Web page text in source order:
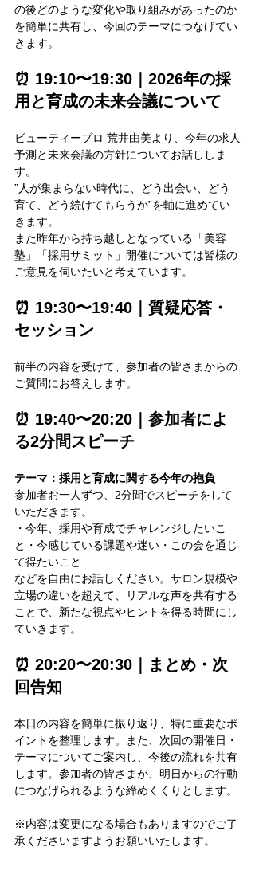
の後どのような変化や取り組みがあったのか
を簡単に共有し、今回のテーマにつなげてい
きます。
⏰ 19:10〜19:30｜2026年の採
用と育成の未来会議について
ビューティープロ 荒井由美より、今年の求人
予測と未来会議の方針についてお話ししま
す。
”人が集まらない時代に、どう出会い、どう
育て、どう続けてもらうか”を軸に進めてい
きます。
また昨年から持ち越しとなっている「美容
塾」「採用サミット」開催については皆様の
ご意見を伺いたいと考えています。
⏰ 19:30〜19:40｜質疑応答・
セッション
前半の内容を受けて、参加者の皆さまからの
ご質問にお答えします。
⏰ 19:40〜20:20｜参加者によ
る2分間スピーチ
テーマ：採用と育成に関する今年の抱負
参加者お一人ずつ、2分間でスピーチをして
いただきます。
・今年、採用や育成でチャレンジしたいこ
と・今感じている課題や迷い・この会を通じ
て得たいこと
などを自由にお話しください。サロン規模や
立場の違いを超えて、リアルな声を共有する
ことで、新たな視点やヒントを得る時間にし
ていきます。
⏰ 20:20〜20:30｜まとめ・次
回告知
本日の内容を簡単に振り返り、特に重要なポ
イントを整理します。また、次回の開催日・
テーマについてご案内し、今後の流れを共有
します。参加者の皆さまが、明日からの行動
につなげられるような締めくくりとします。
※内容は変更になる場合もありますのでご了
承くださいますようお願いいたします。